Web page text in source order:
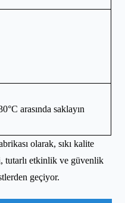
arasında saklayın
olarak, sıkı kalite
tutarlı etkinlik ve güvenlik
geçiyor.